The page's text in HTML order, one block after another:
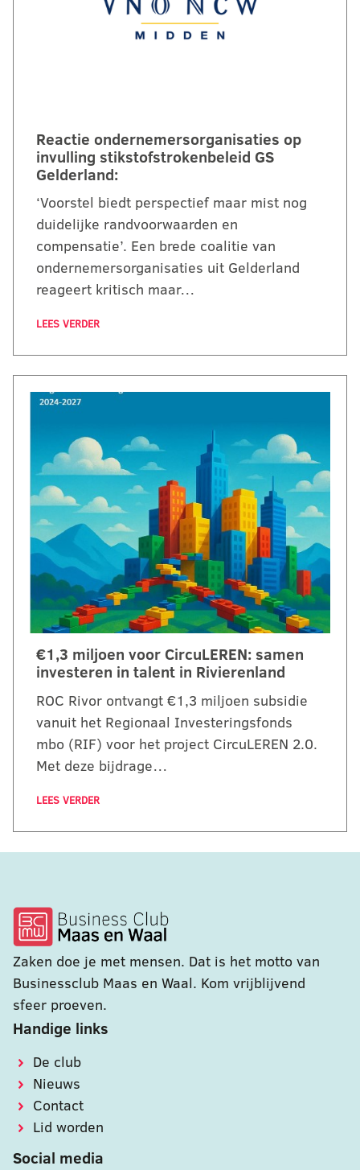
Reactie ondernemersorganisaties op
invulling stikstofstrokenbeleid GS
Gelderland:
‘Voorstel biedt perspectief maar mist nog
duidelijke randvoorwaarden en
compensatie’. Een brede coalitie van
ondernemersorganisaties uit Gelderland
reageert kritisch maar…
LEES VERDER
€1,3 miljoen voor CircuLEREN: samen
investeren in talent in Rivierenland
ROC Rivor ontvangt €1,3 miljoen subsidie
vanuit het Regionaal Investeringsfonds
mbo (RIF) voor het project CircuLEREN 2.0.
Met deze bijdrage…
LEES VERDER
Zaken doe je met mensen. Dat is het motto van
Businessclub Maas en Waal. Kom vrijblijvend
sfeer proeven.
Handige links
De club
Nieuws
Contact
Lid worden
Social media